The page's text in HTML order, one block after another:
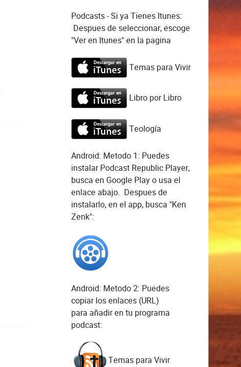
Podcasts - Si ya Tienes Itunes:
Despues de seleccionar, escoge
"Ver en Itunes" en la pagina
Temas para Vivir
Libro por Libro
Teología
Android: Metodo 1: Puedes
instalarPodcast Republic Player,
busca en Google Play o usa el
enlace abajo. Despues de
instalarlo, en el app, busca "Ken
Zenk":
Android: Metodo 2: Puedes
copiar los enlaces (URL)
para añadir en tu programa
podcast:
Temas para Vivir